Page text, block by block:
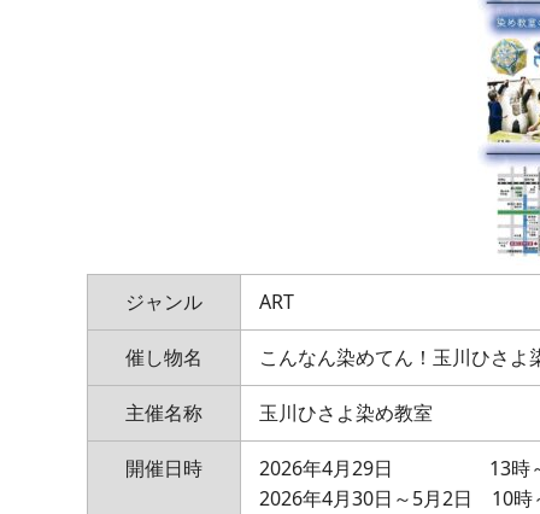
ジャンル ART
催し物名 こんなん染めてん！玉川ひさよ
主催名称 玉川ひさよ染め教室
開催日時
2026年4月29日 13時～
2026年4月30日～5月2日 10時